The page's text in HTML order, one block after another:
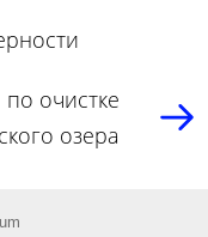
очистке
озера